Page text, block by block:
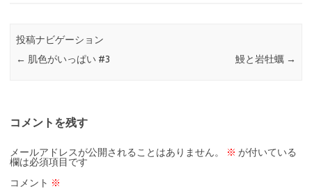
投稿ナビゲーション
← 肌色がいっぱい #3 鰻と岩牡蠣 →
コメントを残す
メールアドレスが公開されることはありません。 ※ が付いている
欄は必須項目です
コメント ※